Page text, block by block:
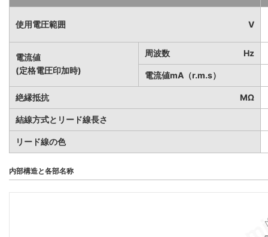
使用電圧範囲 V
電流値
(定格電圧印加時)
周波数 Hz
電流値mA（r.m.s）
絶縁抵抗 MΩ
結線方式とリード線長さ
リード線の色
内部構造と各部名称